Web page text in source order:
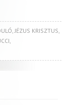
,JÉZUS KRISZTUS,
,